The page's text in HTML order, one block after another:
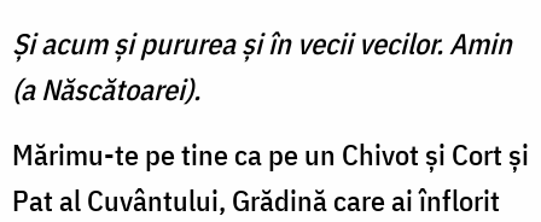
Şi acum şi pururea şi în vecii vecilor. Amin
(a Născătoarei).
Mărimu-te pe tine ca pe un Chivot şi Cort şi
Pat al Cuvântu­lui, Grădină care ai înflorit